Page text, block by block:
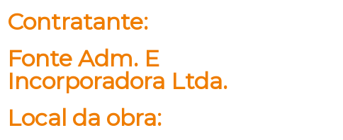
Contratante:
Fonte Adm. E
Incorporadora Ltda.
Local da obra: